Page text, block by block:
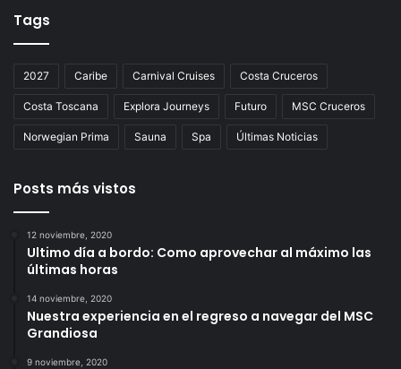
Tags
2027 Caribe Carnival Cruises Costa Cruceros
Costa Toscana Explora Journeys Futuro MSC Cruceros
Norwegian Prima Sauna Spa Últimas Noticias
Posts más vistos
12 noviembre, 2020
Ultimo día a bordo: Como aprovechar al máximo las
últimas horas
14 noviembre, 2020
Nuestra experiencia en el regreso a navegar del MSC
Grandiosa
9 noviembre, 2020